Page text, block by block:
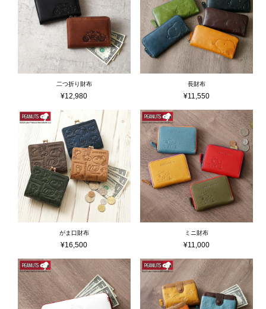
二つ折り財布
¥12,980
長財布
¥11,550
がま口財布
¥16,500
ミニ財布
¥11,000